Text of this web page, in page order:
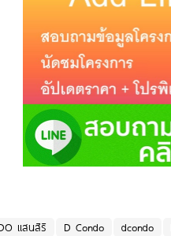
แสนสิริ D Condo dcondo